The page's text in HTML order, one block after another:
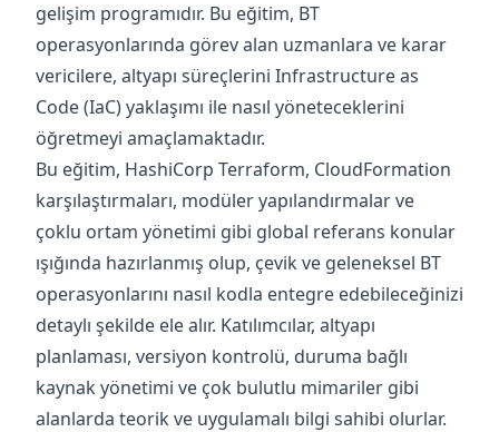
gelişim programıdır. Bu eğitim, BT
operasyonlarında görev alan uzmanlara ve karar
vericilere, altyapı süreçlerini Infrastructure as
Code (IaC) yaklaşımı ile nasıl yöneteceklerini
öğretmeyi amaçlamaktadır.
Bu eğitim, HashiCorp Terraform, CloudFormation
karşılaştırmaları, modüler yapılandırmalar ve
çoklu ortam yönetimi gibi global referans konular
ışığında hazırlanmış olup, çevik ve geleneksel BT
operasyonlarını nasıl kodla entegre edebileceğinizi
detaylı şekilde ele alır. Katılımcılar, altyapı
planlaması, versiyon kontrolü, duruma bağlı
kaynak yönetimi ve çok bulutlu mimariler gibi
alanlarda teorik ve uygulamalı bilgi sahibi olurlar.